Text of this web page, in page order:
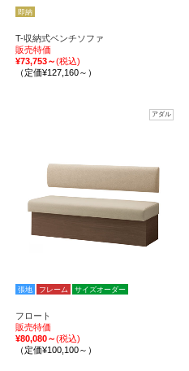
即納
T-収納式ベンチソファ
販売特価
¥73,753～(税込)
（定価¥127,160～）
アダル
張地 フレーム サイズオーダー
フロート
販売特価
¥80,080～(税込)
（定価¥100,100～）